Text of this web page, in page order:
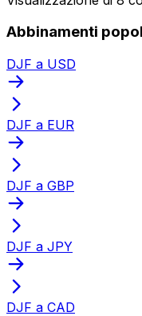
Abbinamenti
DJF a USD
DJF a EUR
DJF a GBP
DJF a JPY
DJF a CAD